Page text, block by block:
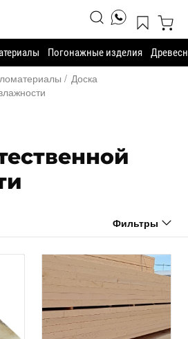
Погонажные изделия
Доска
Фильтры